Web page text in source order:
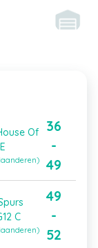
Of
36
-
49
C
49
-
52